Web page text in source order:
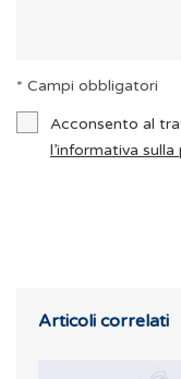
* Campi obbligatori
Acconsento al
l’informativa sulla
Articoli correlati